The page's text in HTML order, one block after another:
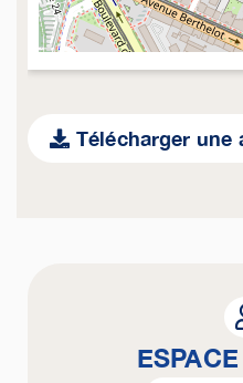
Télécharger une